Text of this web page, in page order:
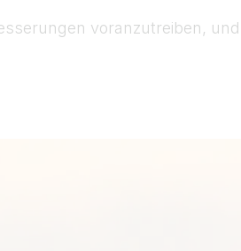
voranzutreiben,